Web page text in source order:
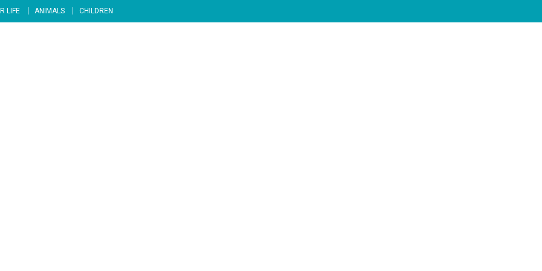
LIFE ANIMALS CHILDREN